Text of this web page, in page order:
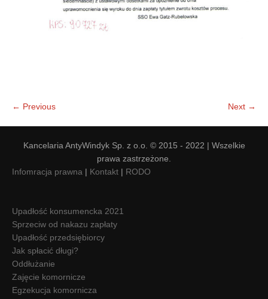
← Previous Next →
Kancelaria AntyWindyk Sp. z o.o. © 2015 - 2022 | Wszelkie
prawa zastrzeżone.
Infomracja prawna | Kontakt | RODO
Upadłość konsumencka 2021
Sprzeciw od nakazu zapłaty
Upadłość przedsiębiorcy
Jak spłacić długi?
Oddłużanie
Zajęcie komornicze
Egzekucja komornicza